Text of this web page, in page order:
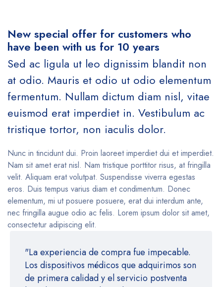
New special offer for customers who
have been with us for 10 years
Sed ac ligula ut leo dignissim blandit non
at odio. Mauris et odio ut odio elementum
fermentum. Nullam dictum diam nisl, vitae
euismod erat imperdiet in. Vestibulum ac
tristique tortor, non iaculis dolor.
Nunc in tincidunt dui. Proin laoreet imperdiet dui et imperdiet.
Nam sit amet erat nisl. Nam tristique porttitor risus, at fringilla
velit. Aliquam erat volutpat. Suspendisse viverra egestas
eros. Duis tempus varius diam et condimentum. Donec
elementum, mi ut posuere posuere, erat dui interdum ante,
nec fringilla augue odio ac felis. Lorem ipsum dolor sit amet,
consectetur adipiscing elit.
"La experiencia de compra fue impecable.
Los dispositivos médicos que adquirimos son
de primera calidad y el servicio postventa